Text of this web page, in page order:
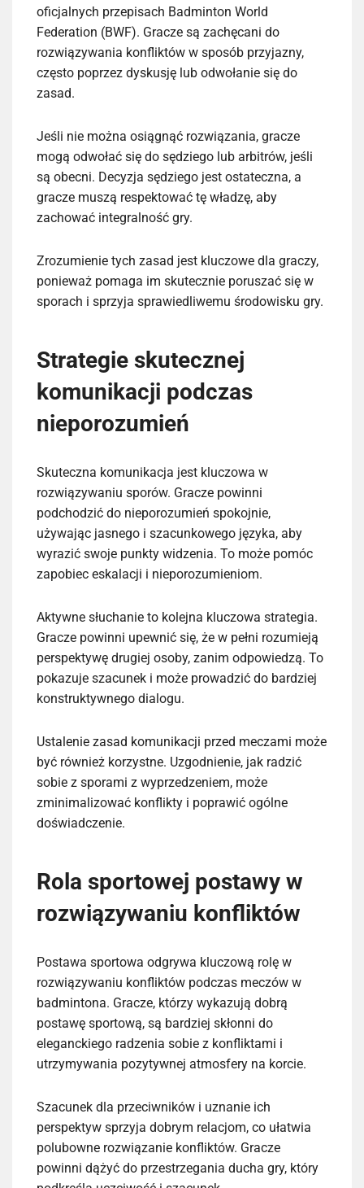
oficjalnych przepisach Badminton World
Federation (BWF). Gracze są zachęcani do
rozwiązywania konfliktów w sposób przyjazny,
często poprzez dyskusję lub odwołanie się do
zasad.
Jeśli nie można osiągnąć rozwiązania, gracze
mogą odwołać się do sędziego lub arbitrów, jeśli
są obecni. Decyzja sędziego jest ostateczna, a
gracze muszą respektować tę władzę, aby
zachować integralność gry.
Zrozumienie tych zasad jest kluczowe dla graczy,
ponieważ pomaga im skutecznie poruszać się w
sporach i sprzyja sprawiedliwemu środowisku gry.
Strategie skutecznej
komunikacji podczas
nieporozumień
Skuteczna komunikacja jest kluczowa w
rozwiązywaniu sporów. Gracze powinni
podchodzić do nieporozumień spokojnie,
używając jasnego i szacunkowego języka, aby
wyrazić swoje punkty widzenia. To może pomóc
zapobiec eskalacji i nieporozumieniom.
Aktywne słuchanie to kolejna kluczowa strategia.
Gracze powinni upewnić się, że w pełni rozumieją
perspektywę drugiej osoby, zanim odpowiedzą. To
pokazuje szacunek i może prowadzić do bardziej
konstruktywnego dialogu.
Ustalenie zasad komunikacji przed meczami może
być również korzystne. Uzgodnienie, jak radzić
sobie z sporami z wyprzedzeniem, może
zminimalizować konflikty i poprawić ogólne
doświadczenie.
Rola sportowej postawy w
rozwiązywaniu konfliktów
Postawa sportowa odgrywa kluczową rolę w
rozwiązywaniu konfliktów podczas meczów w
badmintona. Gracze, którzy wykazują dobrą
postawę sportową, są bardziej skłonni do
eleganckiego radzenia sobie z konfliktami i
utrzymywania pozytywnej atmosfery na korcie.
Szacunek dla przeciwników i uznanie ich
perspektyw sprzyja dobrym relacjom, co ułatwia
polubowne rozwiązanie konfliktów. Gracze
powinni dążyć do przestrzegania ducha gry, który